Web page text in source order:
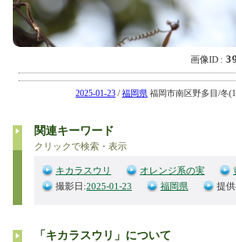
画像ID :
2025-01-23 /福岡県 福岡市南区野多目/冬
関連キーワード
クリックで検索・表示
キカラスウリ オレンジ系の実
撮影日:2025-01-23 福岡県 提
「キカラスウリ」について